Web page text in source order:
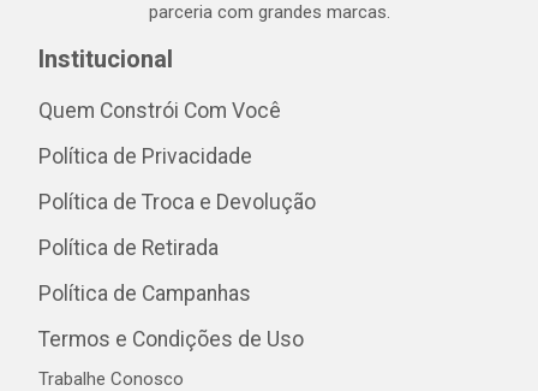
parceria com grandes marcas.
Institucional
Quem Constrói Com Você
Política de Privacidade
Política de Troca e Devolução
Política de Retirada
Política de Campanhas
Termos e Condições de Uso
Trabalhe Conosco